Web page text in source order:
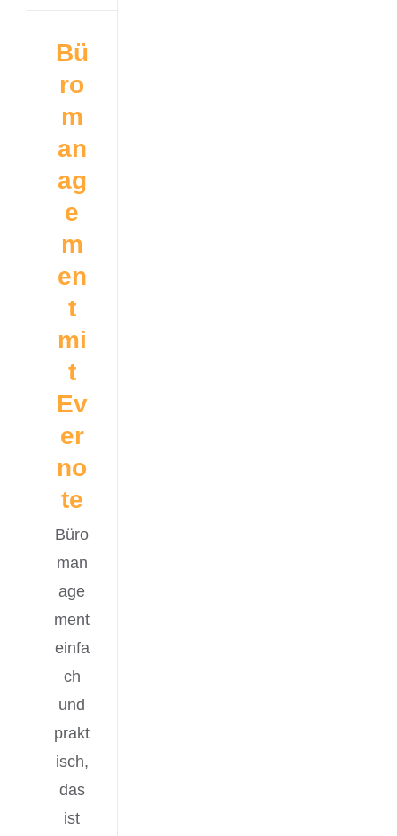
Bü
ro
m
an
ag
e
m
en
t
mi
t
Ev
er
no
te
Büro
man
age
ment
einfa
ch
und
prakt
isch,
das
ist